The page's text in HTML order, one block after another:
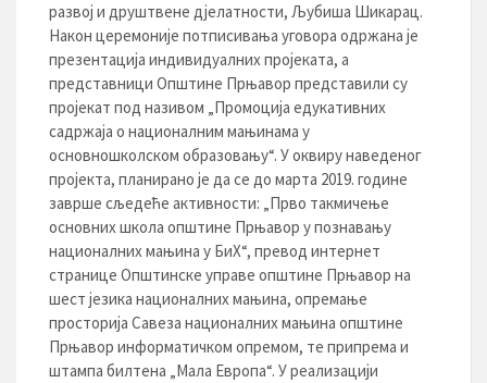
развој и друштвене дјелатности, Љубиша Шикарац.
Након церемоније потписивања уговора одржана је
презентација индивидуалних пројеката, а
представници Општине Прњавор представили су
пројекат под називом „Промоција едукативних
садржаја о националним мањинама у
основношколском образовању“. У оквиру наведеног
пројекта, планирано је да се до марта 2019. године
заврше сљедеће активности: „Прво такмичење
основних школа општине Прњавор у познавању
националних мањина у БиХ“, превод интернет
странице Општинске управе општине Прњавор на
шест језика националних мањина, опремање
просторија Савеза националних мањина општине
Прњавор информатичком опремом, тe припрема и
штампа билтена „Мала Европа“. У реализацији